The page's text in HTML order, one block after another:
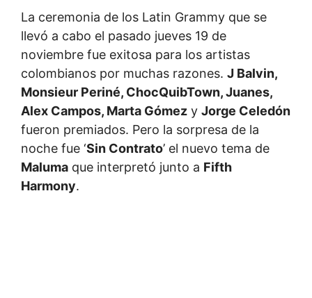
La ceremonia de los Latin Grammy que se
llevó a cabo el pasado jueves 19 de
noviembre fue exitosa para los artistas
colombianos por muchas razones. J Balvin,
Monsieur Periné, ChocQuibTown, Juanes,
Alex Campos, Marta Gómez y Jorge Celedón
fueron premiados. Pero la sorpresa de la
noche fue ‘Sin Contrato’ el nuevo tema de
Maluma que interpretó junto a Fifth
Harmony.